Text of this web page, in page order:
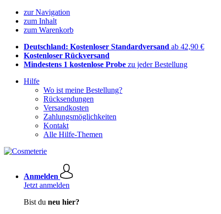
zur Navigation
zum Inhalt
zum Warenkorb
Deutschland: Kostenloser Standardversand ab 42,90 €
Kostenloser Rückversand
Mindestens 1 kostenlose Probe zu jeder Bestellung
Hilfe
Wo ist meine Bestellung?
Rücksendungen
Versandkosten
Zahlungsmöglichkeiten
Kontakt
Alle Hilfe-Themen
Anmelden
Jetzt anmelden
Bist du neu hier?